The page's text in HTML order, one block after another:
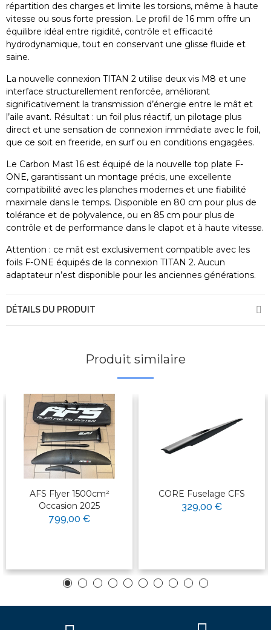
répartition des charges et limite les torsions, même à haute
vitesse ou sous forte pression. Le profil de 16 mm offre un
équilibre idéal entre rigidité, contrôle et efficacité
hydrodynamique, tout en conservant une glisse fluide et
saine.
La nouvelle connexion TITAN 2 utilise deux vis M8 et une
interface structurellement renforcée, améliorant
significativement la transmission d’énergie entre le mât et
l’aile avant. Résultat : un foil plus réactif, un pilotage plus
direct et une sensation de connexion immédiate avec le foil,
que ce soit en freeride, en surf ou en conditions engagées.
Le Carbon Mast 16 est équipé de la nouvelle top plate F-
ONE, garantissant un montage précis, une excellente
compatibilité avec les planches modernes et une fiabilité
maximale dans le temps. Disponible en 80 cm pour plus de
tolérance et de polyvalence, ou en 85 cm pour plus de
contrôle et de performance dans le clapot et à haute vitesse.
Attention : ce mât est exclusivement compatible avec les
foils F-ONE équipés de la connexion TITAN 2. Aucun
adaptateur n’est disponible pour les anciennes générations.
DÉTAILS DU PRODUIT
Produit similaire
AFS Flyer 1500cm²
Occasion 2025
799,00 €
CORE Fuselage CFS
329,00 €